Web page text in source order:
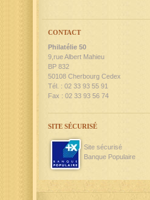
CONTACT
Philatélie 50
9,rue Albert Mahieu
BP 832
50108 Cherbourg Cedex
Tél. : 02 33 93 55 91
Fax : 02 33 93 56 74
SITE SÉCURISÉ
Site sécurisé
Banque Populaire